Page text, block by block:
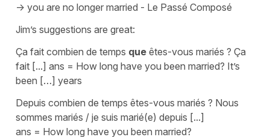
-> you are no longer married - Le Passé Composé
Jim’s suggestions are great:
Ça fait combien de temps que êtes-vous mariés ? Ça
fait [...] ans = How long have you been married? It’s
been […] years
Depuis combien de temps êtes-vous mariés ? Nous
sommes mariés / je suis marié(e) depuis [...]
ans = How long have you been married?